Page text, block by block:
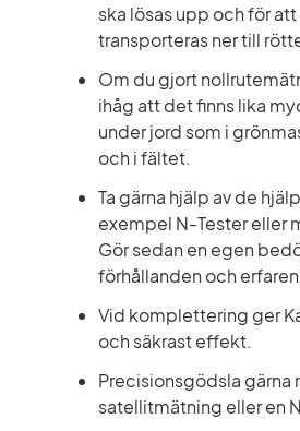
ska lösas upp och för
transporteras ner till
Om du gjort
ihåg att det finns lika
under jord som i
och i fältet.
Ta gärna hjälp av de
exempel N-Tester eller
Gör sedan en egen
förhållanden och
Vid komplettering ger
och säkrast effekt.
Precisionsgödsla gärna
satellitmätning eller en